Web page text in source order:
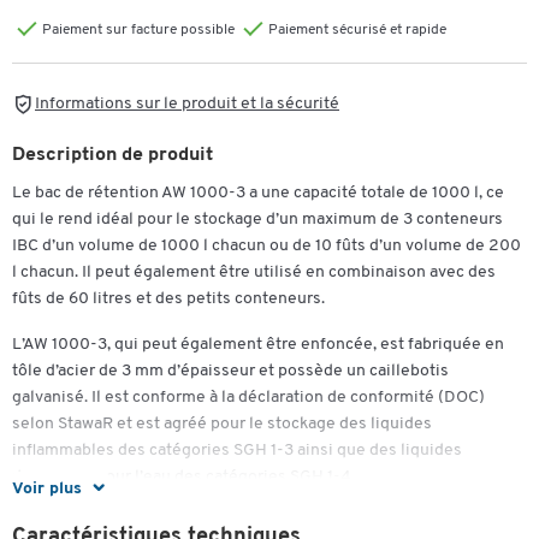
Paiement sur facture possible Paiement sécurisé et rapide
Informations sur le produit et la sécurité
Voir plus
Description de produit
Le bac de rétention AW 1000-3 a une capacité totale de 1000 l, ce
qui le rend idéal pour le stockage d’un maximum de 3 conteneurs
IBC d’un volume de 1000 l chacun ou de 10 fûts d’un volume de 200
l chacun. Il peut également être utilisé en combinaison avec des
fûts de 60 litres et des petits conteneurs.
L’AW 1000-3, qui peut également être enfoncée, est fabriquée en
tôle d’acier de 3 mm d’épaisseur et possède un caillebotis
galvanisé. Il est conforme à la déclaration de conformité (DOC)
selon StawaR et est agréé pour le stockage des liquides
inflammables des catégories SGH 1-3 ainsi que des liquides
dangereux pour l’eau des catégories SGH 1-4.
Vous recevrez le bac de rétention AW 1000-3 avec une garantie de